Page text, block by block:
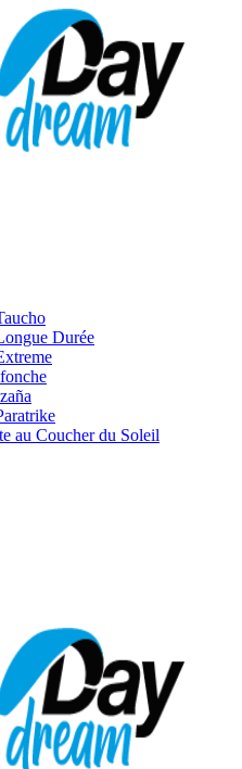
Durée
au Coucher du Soleil